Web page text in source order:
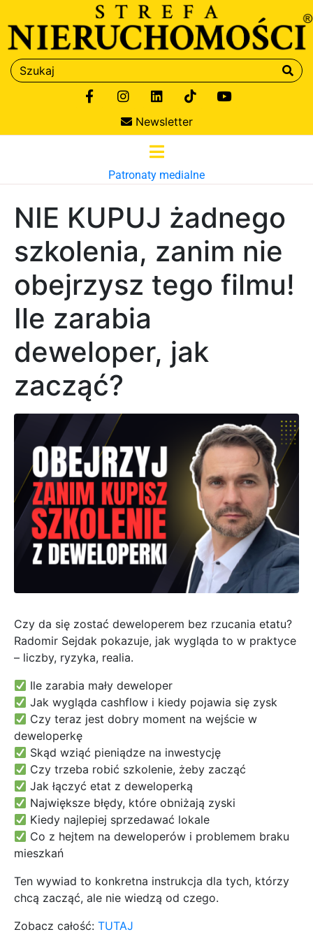
Newsletter
Patronaty medialne
NIE KUPUJ żadnego
szkolenia, zanim nie
obejrzysz tego filmu!
Ile zarabia
deweloper, jak
zacząć?
Czy da się zostać deweloperem bez rzucania etatu?
Radomir Sejdak pokazuje, jak wygląda to w praktyce
– liczby, ryzyka, realia.
Ile zarabia mały deweloper
Jak wygląda cashflow i kiedy pojawia się zysk
Czy teraz jest dobry moment na wejście w
deweloperkę
Skąd wziąć pieniądze na inwestycję
Czy trzeba robić szkolenie, żeby zacząć
Jak łączyć etat z deweloperką
Największe błędy, które obniżają zyski
Kiedy najlepiej sprzedawać lokale
Co z hejtem na deweloperów i problemem braku
mieszkań
Ten wywiad to konkretna instrukcja dla tych, którzy
chcą zacząć, ale nie wiedzą od czego.
Zobacz całość: TUTAJ